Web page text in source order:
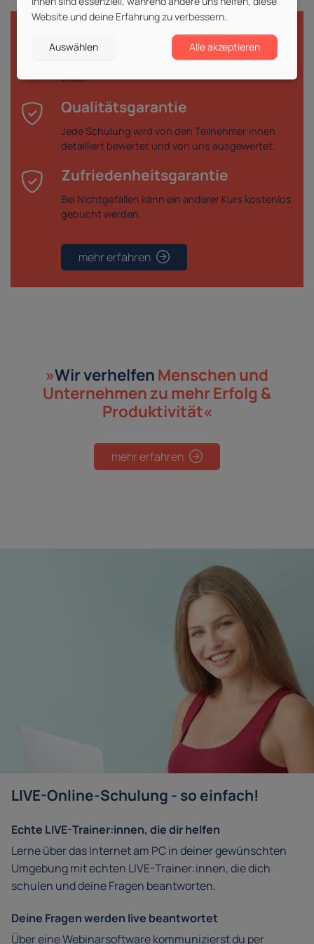
Durchführungsgarantie
Deine gebuchte Veranstaltung findet garantiert
statt.
Qualitätsgarantie
Jede Schulung wird von den Teilnehmer:innen
detailliert bewertet und von uns ausgewertet.
Zufriedenheitsgarantie
Bei Nichtgefallen kann ein anderer Kurs kostenlos
gebucht werden.
mehr erfahren
»Wir verhelfenMenschen und
Unternehmenzu mehr Erfolg &
Produktivität«
mehr erfahren
LIVE-Online-Schulung - so einfach!
Echte LIVE-Trainer:innen, die dir helfen
Lerne über das Internet am PC in deiner gewünschten
Umgebung mit echten LIVE-Trainer:innen, die dich
schulen und deine Fragen beantworten.
Deine Fragen werden live beantwortet
Über eine Webinarsoftware kommunizierst du per
Website und deine Erfahrung zu verbessern.
Auswählen Alle akzeptieren